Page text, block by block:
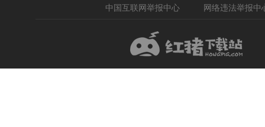
中国互联网举报中心 网络违法举报中